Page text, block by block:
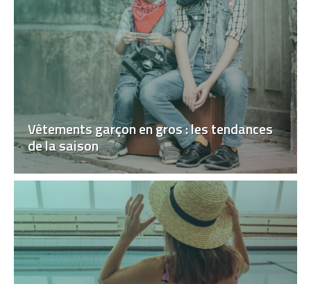
Vêtements garçon en gros : les tendances
de la saison